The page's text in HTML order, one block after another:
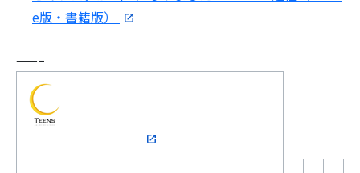
e版・書籍版）
——–